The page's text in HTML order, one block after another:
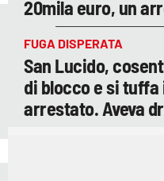
20mila euro, un
FUGA DISPERATA
San Lucido,
di blocco e si tuffa
arrestato. Aveva